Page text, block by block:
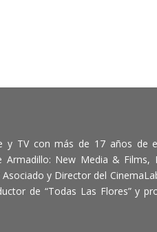
TV con más de 17 años de
New Media & Films,
y Director del
de “Todas Las Flores” y